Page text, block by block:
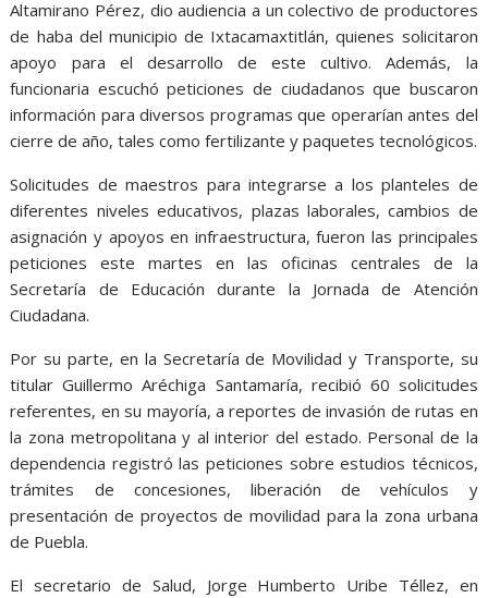
Altamirano Pérez, dio audiencia a un colectivo de productores
de haba del municipio de Ixtacamaxtitlán, quienes solicitaron
apoyo para el desarrollo de este cultivo. Además, la
funcionaria escuchó peticiones de ciudadanos que buscaron
información para diversos programas que operarían antes del
cierre de año, tales como fertilizante y paquetes tecnológicos.
Solicitudes de maestros para integrarse a los planteles de
diferentes niveles educativos, plazas laborales, cambios de
asignación y apoyos en infraestructura, fueron las principales
peticiones este martes en las oficinas centrales de la
Secretaría de Educación durante la Jornada de Atención
Ciudadana.
Por su parte, en la Secretaría de Movilidad y Transporte, su
titular Guillermo Aréchiga Santamaría, recibió 60 solicitudes
referentes, en su mayoría, a reportes de invasión de rutas en
la zona metropolitana y al interior del estado. Personal de la
dependencia registró las peticiones sobre estudios técnicos,
trámites de concesiones, liberación de vehículos y
presentación de proyectos de movilidad para la zona urbana
de Puebla.
El secretario de Salud, Jorge Humberto Uribe Téllez, en